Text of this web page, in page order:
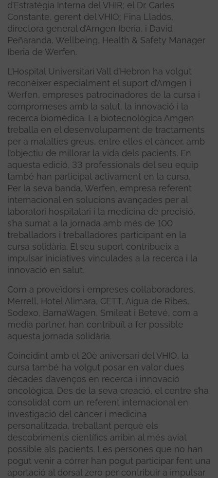
d’Estratègia Interna del VHIR; el Dr. Carles
Constante, gerent del VHIO; Fina Lladós,
directora general d’Amgen Iberia, i David
Peñaranda, Wellbeing, Health & Safety Manager
Iberia de Werfen.
L’Hospital Universitari Vall d’Hebron ha volgut
reconèixer especialment el suport d’Amgen i
Werfen, empreses patrocinadores de la cursa i
compromeses amb la salut, la innovació i la
recerca biomèdica. La biotecnològica Amgen
treballa en el desenvolupament de tractaments
per a malalties greus, entre elles el càncer, amb
l’objectiu de millorar la vida dels pacients. En
aquesta edició, 33 professionals del seu equip
també han participat activament en la cursa.
Per la seva banda, Werfen, empresa referent
internacional en solucions avançades per al
laboratori hospitalari i la medicina de precisió,
s’ha sumat a la jornada amb més de 100
treballadors i treballadores participant en la
cursa solidària. El seu suport contribueix a
impulsar iniciatives vinculades a la recerca i la
innovació en salut.
Com a proveïdors i empreses col·laboradores,
Merrell, Hotel Alimara, CETT, Aigua de Ribes,
Sodexo, BarnaWagen, Smileat i Betevé, com a
media partner, han contribuït a fer possible
aquesta jornada solidària.
Coincidint amb el 20è aniversari del VHIO, la
cursa també ha volgut posar en valor dues
dècades d’avenços en recerca i innovació
oncològica. Des de la seva creació, el centre s’ha
consolidat com un referent internacional en
investigació del càncer i medicina
personalitzada, treballant perquè els
descobriments científics arribin al més aviat
possible als pacients. Les persones que no han
pogut venir a córrer han pogut participar fent una
aportació al dorsal zero per contribuir a impulsar